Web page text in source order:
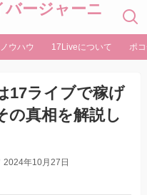
ージャーニ
ウハウ 17Liveについて ポ
17ライブで稼げ
の真相を解説し
2024年10月27日